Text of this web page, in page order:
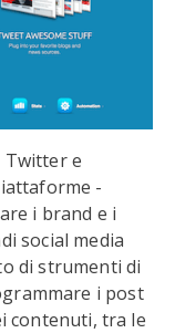
Twitter e
-
i brand e i
social media
di strumenti di
i post
contenuti, tra le